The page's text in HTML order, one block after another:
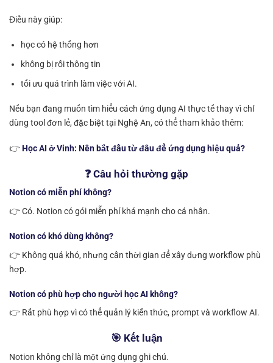
Điều này giúp:
học có hệ thống hơn
không bị rối thông tin
tối ưu quá trình làm việc với AI.
Nếu bạn đang muốn tìm hiểu cách ứng dụng AI thực tế thay vì chỉ
dùng tool đơn lẻ, đặc biệt tại Nghệ An, có thể tham khảo thêm:
👉Học AI ở Vinh: Nên bắt đầu từ đâu để ứng dụng hiệu quả?
❓ Câu hỏi thường gặp
Notion có miễn phí không?
👉 Có. Notion có gói miễn phí khá mạnh cho cá nhân.
Notion có khó dùng không?
👉 Không quá khó, nhưng cần thời gian để xây dựng workflow phù
hợp.
Notion có phù hợp cho người học AI không?
👉 Rất phù hợp vì có thể quản lý kiến thức, prompt và workflow AI.
🎯 Kết luận
Notion không chỉ là một ứng dụng ghi chú.